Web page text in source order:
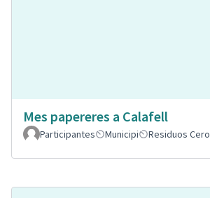
Mes papereres a Calafell
Participantes
Municipi Residuos Cero